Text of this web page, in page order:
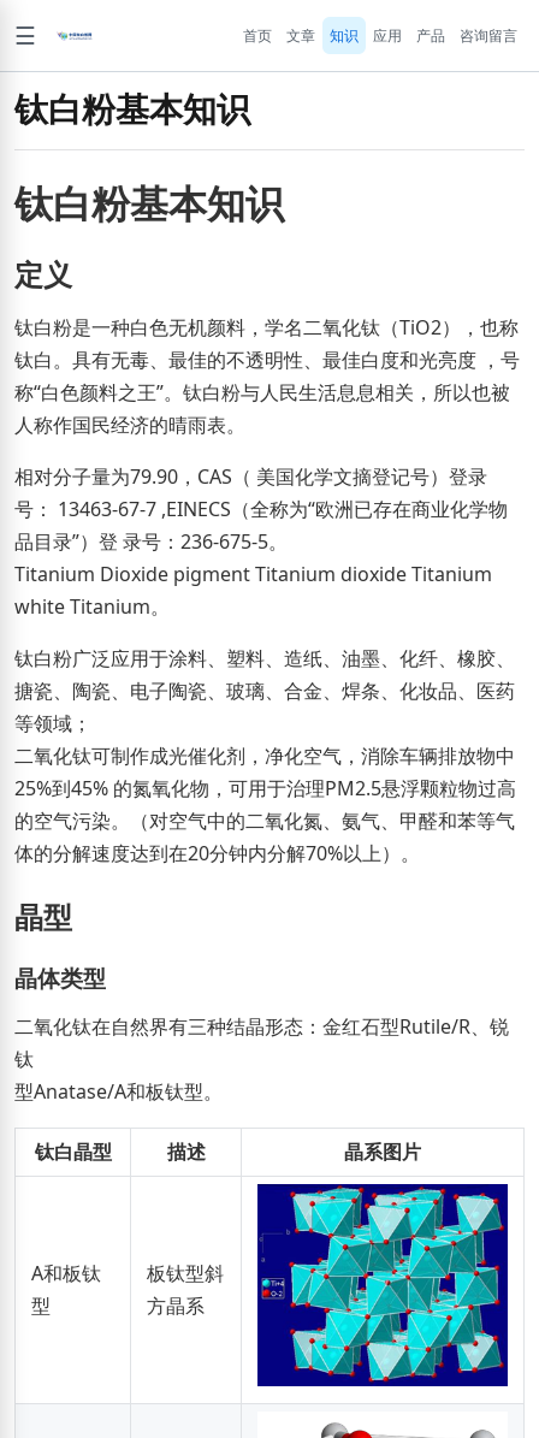
☰ 首页 文章 知识 应用 产品 咨询留言
钛白粉基本知识
钛白粉基本知识
定义
钛白粉是一种白色无机颜料，学名二氧化钛（TiO2），也称
钛白。具有无毒、最佳的不透明性、最佳白度和光亮度 ，号
称“白色颜料之王”。钛白粉与人民生活息息相关，所以也被
人称作国民经济的晴雨表。
相对分子量为79.90，CAS（ 美国化学文摘登记号）登录
号： 13463-67-7 ,EINECS（全称为“欧洲已存在商业化学物
品目录”）登 录号：236-675-5。
Titanium Dioxide pigment Titanium dioxide Titanium
white Titanium。
钛白粉广泛应用于涂料、塑料、造纸、油墨、化纤、橡胶、
搪瓷、陶瓷、电子陶瓷、玻璃、合金、焊条、化妆品、医药
等领域；
二氧化钛可制作成光催化剂，净化空气，消除车辆排放物中
25%到45% 的氮氧化物，可用于治理PM2.5悬浮颗粒物过高
的空气污染。（对空气中的二氧化氮、氨气、甲醛和苯等气
体的分解速度达到在20分钟内分解70%以上）。
晶型
晶体类型
二氧化钛在自然界有三种结晶形态：金红石型Rutile/R、锐
钛
型Anatase/A和板钛型。
钛白晶型 描述 晶系图片
A和板钛
型
板钛型斜
方晶系